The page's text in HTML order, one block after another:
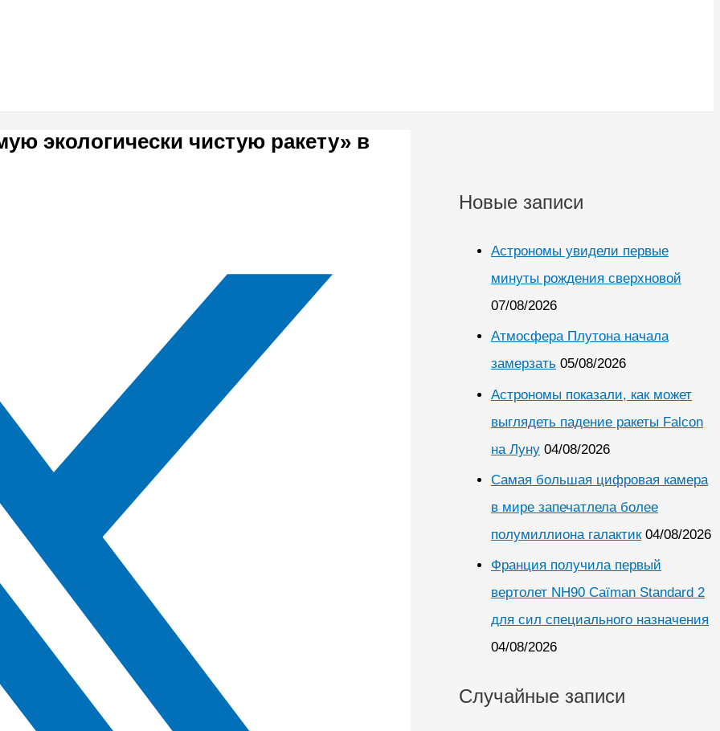
экологически чистую ракету» в
Новые записи
Астрономы увидели первые
минуты рождения сверхновой
07/08/2026
Атмосфера Плутона начала
замерзать 05/08/2026
Астрономы показали, как может
выглядеть падение ракеты Falcon
на Луну 04/08/2026
Самая большая цифровая камера
в мире запечатлела более
полумиллиона галактик 04/08/2026
Франция получила первый
вертолет NH90 Caïman Standard 2
для сил специального назначения
04/08/2026
Случайные записи